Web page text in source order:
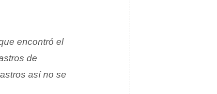
encontró el
de
así no se